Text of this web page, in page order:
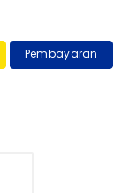
Pembayaran